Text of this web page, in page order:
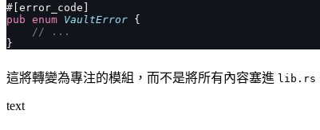
#[error_code]
pub enum VaultError {
    // ...
}
這將轉變為專注的模組，而不是將所有內容塞進 lib.rs
text